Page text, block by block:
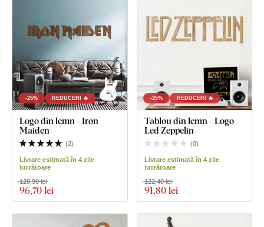
-25% REDUCERI 🔥
Logo din lemn - Iron
Maiden
(2)
Livrare estimată în 4 zile
lucrătoare
96,70 lei
128,90 lei
-25% REDUCERI 🔥
Tablou din lemn - Logo
Led Zeppelin
(0)
Livrare estimată în 4 zile
lucrătoare
91,80 lei
122,40 lei